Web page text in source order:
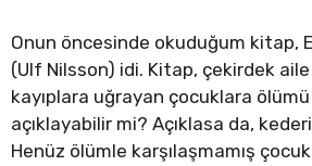
Onun öncesinde okuduğum kitap,
(Ulf Nilsson) idi. Kitap, çekirdek
kayıplara uğrayan çocuklara
açıklayabilir mi? Açıklasa da,
Henüz ölümle karşılaşmamış